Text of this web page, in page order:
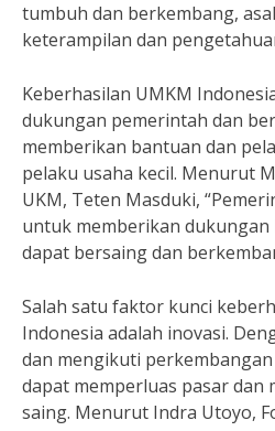
tumbuh dan berkembang,
keterampilan dan
Keberhasilan UMKM
dukungan pemerintah dan
memberikan bantuan dan
pelaku usaha kecil. Menurut
UKM, Teten Masduki,
untuk memberikan dukungan
dapat bersaing dan
Salah satu faktor kunci
Indonesia adalah inovasi.
dan mengikuti
dapat memperluas pasar dan
saing. Menurut Indra Utoyo,